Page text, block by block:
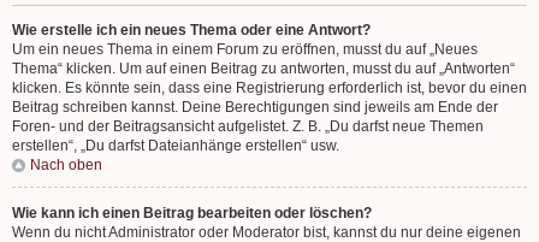
Wie erstelle ich ein neues Thema oder eine Antwort?
Um ein neues Thema in einem Forum zu eröffnen, musst du auf „Neues
Thema“ klicken. Um auf einen Beitrag zu antworten, musst du auf „Antworten“
klicken. Es könnte sein, dass eine Registrierung erforderlich ist, bevor du einen
Beitrag schreiben kannst. Deine Berechtigungen sind jeweils am Ende der
Foren- und der Beitragsansicht aufgelistet. Z. B. „Du darfst neue Themen
erstellen“, „Du darfst Dateianhänge erstellen“ usw.
Nach oben
Wie kann ich einen Beitrag bearbeiten oder löschen?
Wenn du nicht Administrator oder Moderator bist, kannst du nur deine eigenen